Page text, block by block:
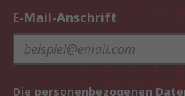
E-Mail-Anschrift
Die personenbezogenen